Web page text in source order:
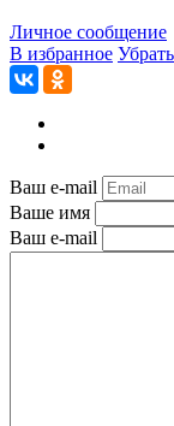
Личное сообщение
В избранное
Ваш e-mail
Ваше имя
Ваш e-mail